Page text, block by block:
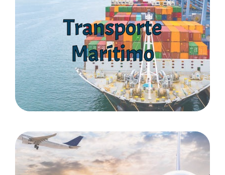
Transporte
Marítimo
Transporte
Marítimo
Brindamos un servicio logístico integral, en base a
una tarifa FLAT por línea naviera.
Ver Más
Ver Más